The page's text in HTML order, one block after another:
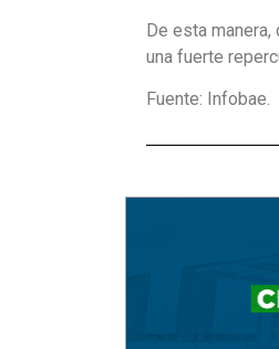
De esta
una fuerte
Fuente: Infobae.